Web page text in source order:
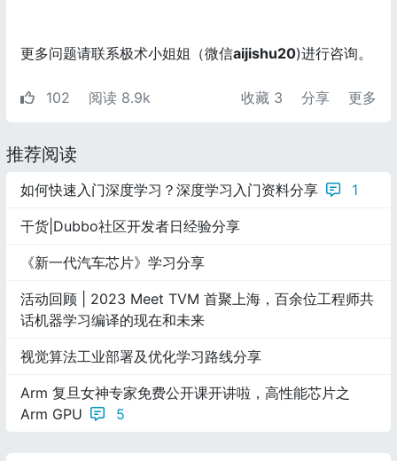
更多问题请联系极术小姐姐（微信aijishu20)进行咨询。
102 阅读 8.9k 收藏 3 分享 更多
推荐阅读
如何快速入门深度学习？深度学习入门资料分享 1
干货|Dubbo社区开发者日经验分享
《新一代汽车芯片》学习分享
活动回顾 | 2023 Meet TVM 首聚上海，百余位工程师共
话机器学习编译的现在和未来
视觉算法工业部署及优化学习路线分享
Arm 复旦女神专家免费公开课开讲啦，高性能芯片之
Arm GPU
5